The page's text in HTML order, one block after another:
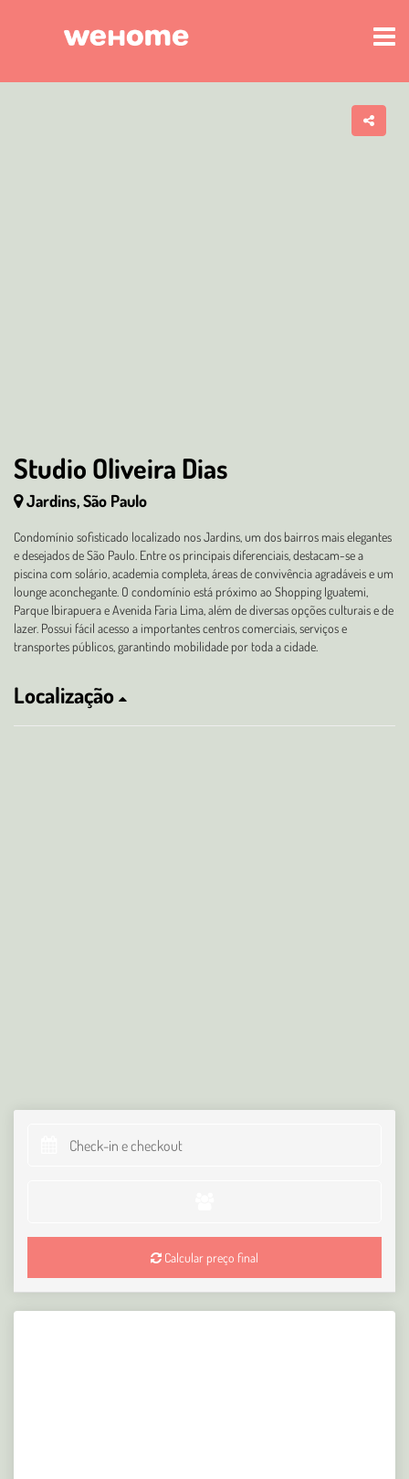
Studio Oliveira Dias
Jardins, São Paulo
Condomínio sofisticado localizado nos Jardins, um dos bairros mais elegantes
e desejados de São Paulo. Entre os principais diferenciais, destacam-se a
piscina com solário, academia completa, áreas de convivência agradáveis e um
lounge aconchegante. O condomínio está próximo ao Shopping Iguatemi,
Parque Ibirapuera e Avenida Faria Lima, além de diversas opções culturais e de
lazer. Possui fácil acesso a importantes centros comerciais, serviços e
transportes públicos, garantindo mobilidade por toda a cidade.
Localização
Calcular preço final